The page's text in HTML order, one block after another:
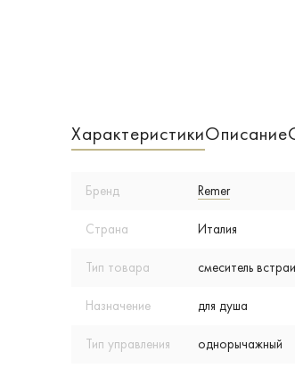
ХарактеристикиОписание
Бренд Remer
Страна Италия
Тип товара смеситель
Назначение для душа
Тип управления однорычажный